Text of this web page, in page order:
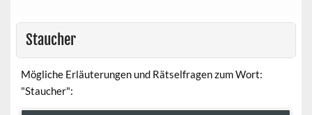
Staucher
Mögliche Erläuterungen und Rätselfragen zum Wort:
"Staucher":